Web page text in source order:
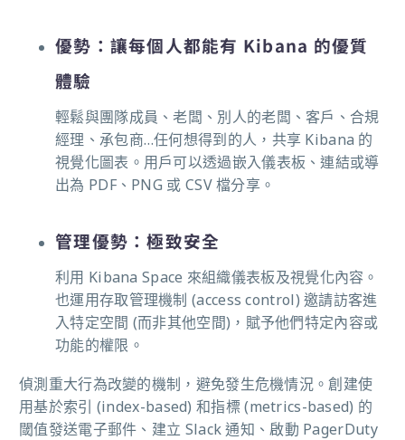
優勢：讓每個人都能有 Kibana 的優質
體驗
輕鬆與團隊成員、老闆、別人的老闆、客戶、合規
經理、承包商…任何想得到的人，共享 Kibana 的
視覺化圖表。用戶可以透過嵌入儀表板、連結或導
出為 PDF、PNG 或 CSV 檔分享。
管理優勢：極致安全
利用 Kibana Space 來組織儀表板及視覺化內容。
也運用存取管理機制 (access control) 邀請訪客進
入特定空間 (而非其他空間)，賦予他們特定內容或
功能的權限。
偵測重大行為改變的機制，避免發生危機情況。創建使
用基於索引 (index-based) 和指標 (metrics-based) 的
閾值發送電子郵件、建立 Slack 通知、啟動 PagerDuty